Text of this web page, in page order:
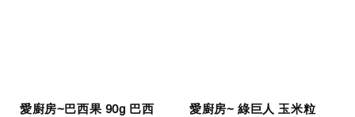
愛廚房~巴西果 90g 巴西
愛廚房~ 綠巨人 玉米粒